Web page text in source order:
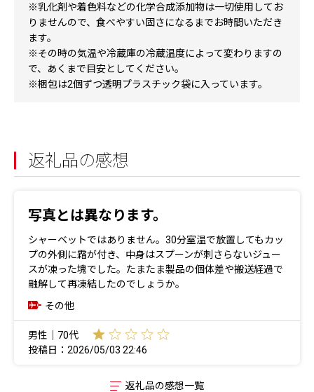
※乳化剤や着色料などの化学合成添加物は一切使用してお
りませんので、食べやすい固さになるまでお時間いただき
ます。
※その時の気温や冷蔵庫の冷蔵温度によって変わりますの
で、あくまで目安としてください。
※梱包は2個ずつ透明プラスチック袋に入っています。
返礼品の感想
写真とは異なります。
シャーベットではありません。30分室温で放置してもカッ
プの外側に霜が付き、中身はスプーンが刺さらないジュー
スが凍った塊でした。たまたま製品の個体差や搬送経過で
融解して再凍結したのでしょうか。
その他
男性｜70代
投稿日：2026/05/03 22:46
返礼品の感想一覧